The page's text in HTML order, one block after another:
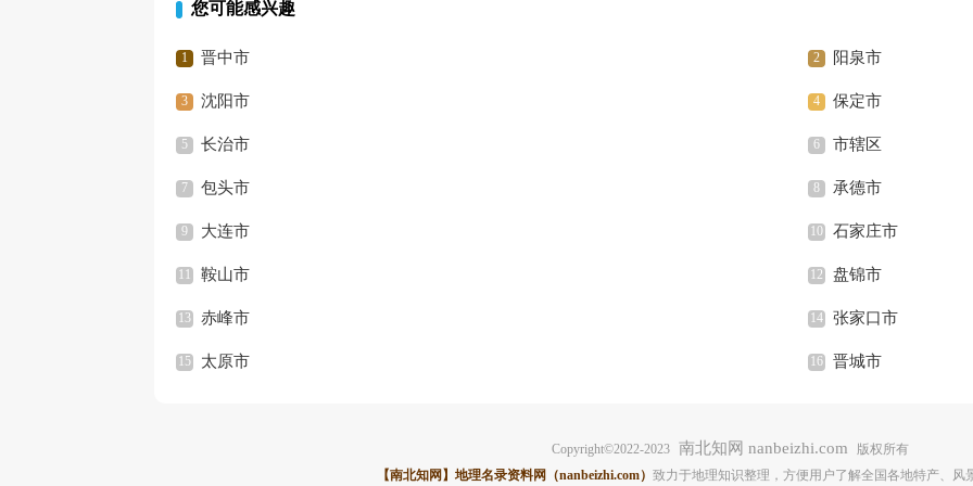
您可能感兴趣
晋中市 阳泉市
沈阳市 保定市
长治市 市辖区
包头市 承德市
大连市 石家庄市
鞍山市 盘锦市
赤峰市 张家口市
太原市 晋城市
Copyright©2022-2023 南北知网 nanbeizhi.com
版权所有
【南北知网】地理名录资料网（nanbeizhi.com） 致力于地理知识整理，方便用户了解全国各地特产、风